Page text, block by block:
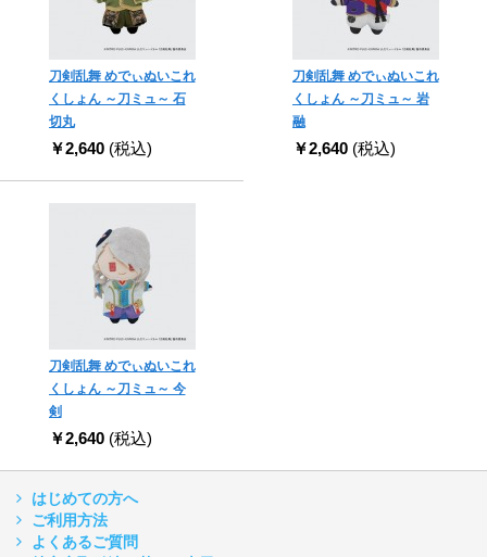
刀剣乱舞 めでぃぬいこれ
くしょん ～刀ミュ～ 石
切丸
￥2,640 (税込)
刀剣乱舞 めでぃぬいこれ
くしょん ～刀ミュ～ 岩
融
￥2,640 (税込)
刀剣乱舞 めでぃぬいこれ
くしょん ～刀ミュ～ 今
剣
￥2,640 (税込)
はじめての方へ
ご利用方法
よくあるご質問